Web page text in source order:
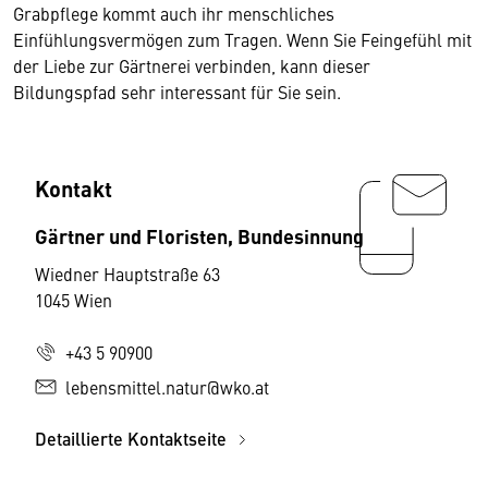
Grabpflege kommt auch ihr menschliches
Einfühlungsvermögen zum Tragen. Wenn Sie Feingefühl mit
der Liebe zur Gärtnerei verbinden, kann dieser
Bildungspfad sehr interessant für Sie sein.
Kontakt
Gärtner und Floristen, Bundesinnung
Wiedner Hauptstraße 63
1045 Wien
+43 5 90900
lebensmittel.natur@wko.at
Detaillierte Kontaktseite